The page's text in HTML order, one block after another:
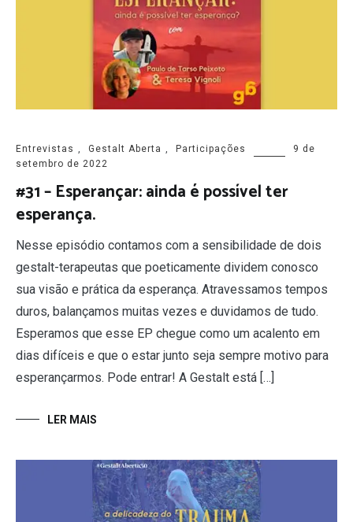
Entrevistas , Gestalt Aberta , Participações
9 de
setembro de 2022
#31 – Esperançar: ainda é possível ter
esperança.
Nesse episódio contamos com a sensibilidade de dois
gestalt-terapeutas que poeticamente dividem conosco
sua visão e prática da esperança. Atravessamos tempos
duros, balançamos muitas vezes e duvidamos de tudo.
Esperamos que esse EP chegue como um acalento em
dias difíceis e que o estar junto seja sempre motivo para
esperançarmos. Pode entrar! A Gestalt está […]
LER MAIS